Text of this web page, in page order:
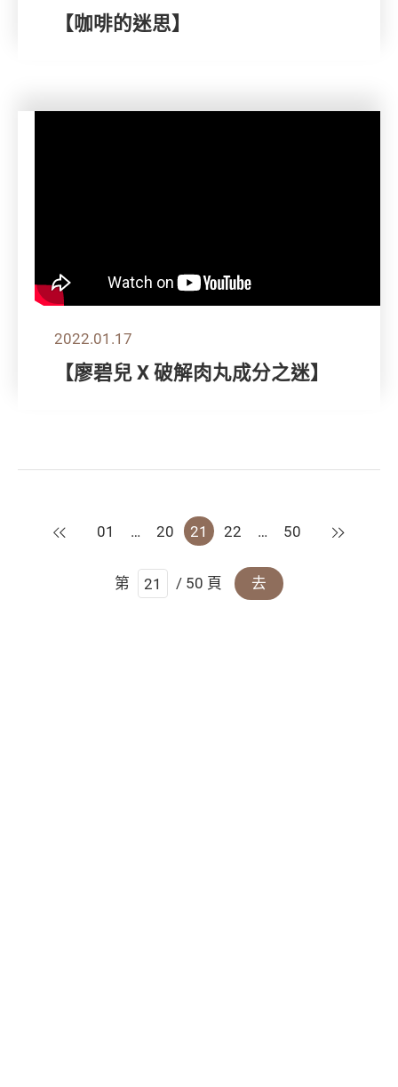
【咖啡的迷思】
2022.01.17
【廖碧兒 X 破解肉丸成分之迷】
上一頁
01 … 20 21 22 … 50 下一頁
第 / 50 頁 去